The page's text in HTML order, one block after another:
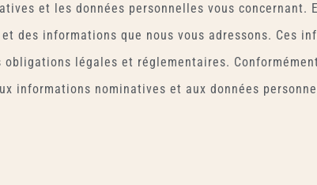
et les données personnelles vous concernant.
des informations que nous vous adressons. Ces
légales et réglementaires.
informations nominatives et aux données